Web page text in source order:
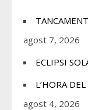
agost 7, 2026
ECLIPSI
L’HORA
agost 4, 2026